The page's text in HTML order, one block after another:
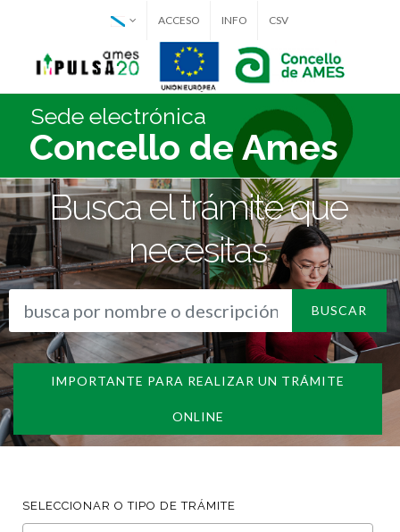
ACCESO INFO CSV
Sede electrónica
Concello de Ames
Busca el trámite que
necesitas
BUSCAR
IMPORTANTE PARA REALIZAR UN TRÁMITE
ONLINE
SELECCIONAR O TIPO DE TRÁMITE